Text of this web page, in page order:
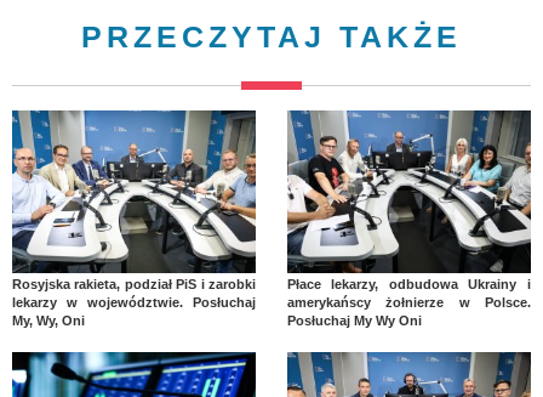
PRZECZYTAJ TAKŻE
Rosyjska rakieta, podział PiS i zarobki
lekarzy w województwie. Posłuchaj
My, Wy, Oni
Płace lekarzy, odbudowa Ukrainy i
amerykańscy żołnierze w Polsce.
Posłuchaj My Wy Oni